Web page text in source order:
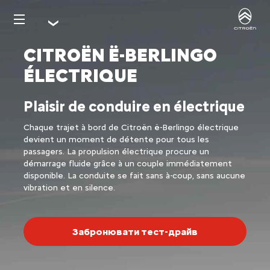
CITROËN Ë-BERLINGO
ÉLECTRIQUE
Plaisir de conduire en électrique
Chaque trajet à bord de Citroën ë-Berlingo électrique
devient un moment de détente pour tous les
passagers. La propulsion électrique procure un
démarrage fluide grâce à un couple immédiatement
disponible. La conduite se fait sans à-coup, sans aucune
vibration et en silence.
Забронювати тест-драйв